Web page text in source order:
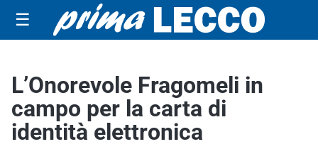
☰
L’Onorevole Fragomeli in
campo per la carta di
identità elettronica